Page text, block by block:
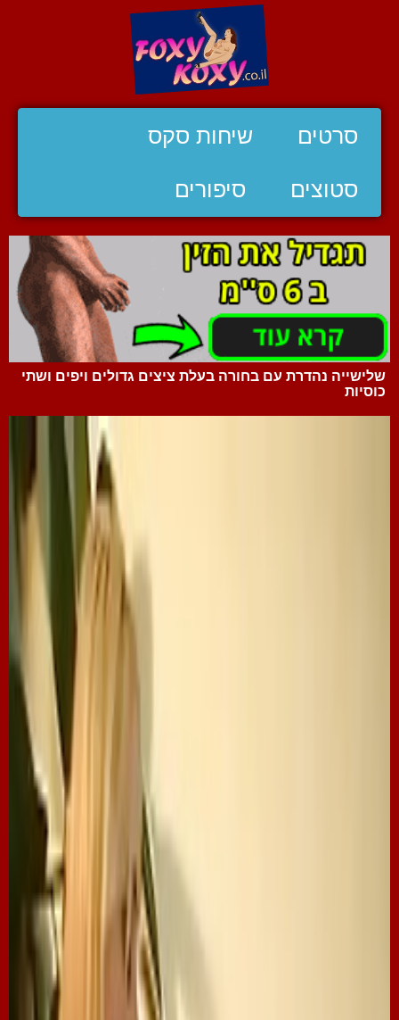
סרטים שיחות סקס
סטוצים סיפורים
שלישייה נהדרת עם בחורה בעלת ציצים גדולים ויפים ושתי
כוסיות